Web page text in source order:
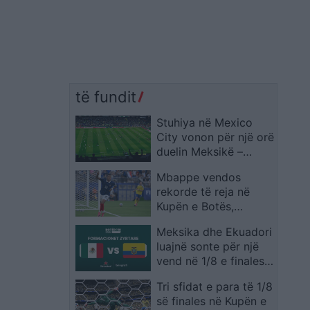
të fundit
Stuhiya në Mexico
City vonon për një orë
duelin Meksikë –
Mbappe vendos
rekorde të reja në
Kupën e Botës,
emra legjendarë
Meksika dhe Ekuadori
luajnë sonte për një
vend në 1/8 e finales,
formacionet zyrtare
Tri sfidat e para të 1/8
së finales në Kupën e